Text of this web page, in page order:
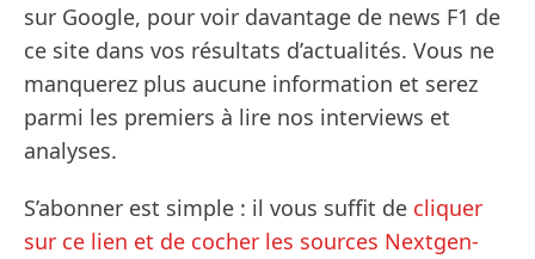
sur Google, pour voir davantage de news F1 de
ce site dans vos résultats d’actualités. Vous ne
manquerez plus aucune information et serez
parmi les premiers à lire nos interviews et
analyses.
S’abonner est simple : il vous suffit de cliquer
sur ce lien et de cocher les sources Nextgen-